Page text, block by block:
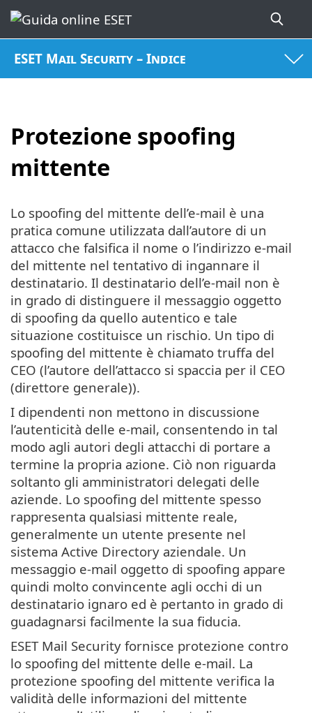
ESET Mail Security – Indice
Protezione spoofing
mittente
Lo spoofing del mittente dell’e-mail è una
pratica comune utilizzata dall’autore di un
attacco che falsifica il nome o l’indirizzo e-mail
del mittente nel tentativo di ingannare il
destinatario. Il destinatario dell’e-mail non è
in grado di distinguere il messaggio oggetto
di spoofing da quello autentico e tale
situazione costituisce un rischio. Un tipo di
spoofing del mittente è chiamato truffa del
CEO (l’autore dell’attacco si spaccia per il CEO
(direttore generale)).
I dipendenti non mettono in discussione
l’autenticità delle e-mail, consentendo in tal
modo agli autori degli attacchi di portare a
termine la propria azione. Ciò non riguarda
soltanto gli amministratori delegati delle
aziende. Lo spoofing del mittente spesso
rappresenta qualsiasi mittente reale,
generalmente un utente presente nel
sistema Active Directory aziendale. Un
messaggio e-mail oggetto di spoofing appare
quindi molto convincente agli occhi di un
destinatario ignaro ed è pertanto in grado di
guadagnarsi facilmente la sua fiducia.
ESET Mail Security fornisce protezione contro
lo spoofing del mittente delle e-mail. La
protezione spoofing del mittente verifica la
validità delle informazioni del mittente